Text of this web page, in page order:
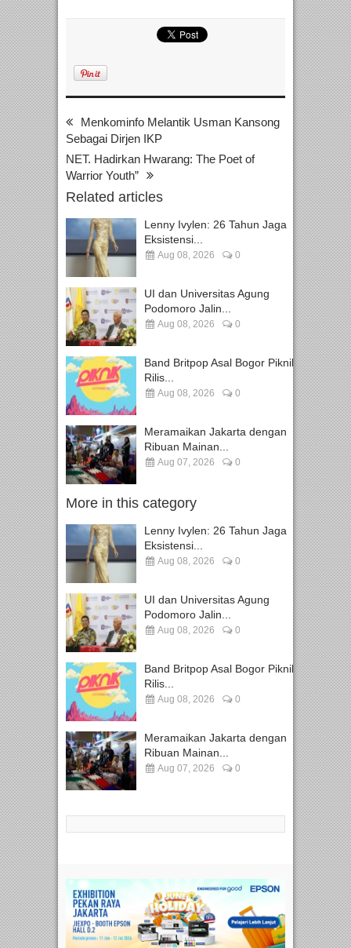
Menkominfo Melantik Usman Kansong
Sebagai Dirjen IKP
NET. Hadirkan Hwarang: The Poet of
Warrior Youth”
Related articles
Lenny Ivylen: 26 Tahun Jaga
Eksistensi...
Aug 08, 2026 0
UI dan Universitas Agung
Podomoro Jalin...
Aug 08, 2026 0
Band Britpop Asal Bogor Piknik
Rilis...
Aug 08, 2026 0
Meramaikan Jakarta dengan
Ribuan Mainan...
Aug 07, 2026 0
More in this category
Lenny Ivylen: 26 Tahun Jaga
Eksistensi...
Aug 08, 2026 0
UI dan Universitas Agung
Podomoro Jalin...
Aug 08, 2026 0
Band Britpop Asal Bogor Piknik
Rilis...
Aug 08, 2026 0
Meramaikan Jakarta dengan
Ribuan Mainan...
Aug 07, 2026 0